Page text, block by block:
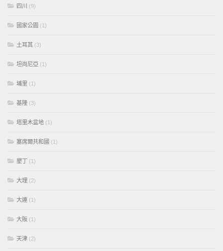
四川 (9)
國家公園 (1)
土耳其 (3)
坦尚尼亞 (1)
埔里 (1)
基隆 (3)
塔里木盆地 (1)
塞席爾共和國 (1)
墾丁 (1)
大理 (2)
大連 (1)
大阪 (1)
天津 (2)